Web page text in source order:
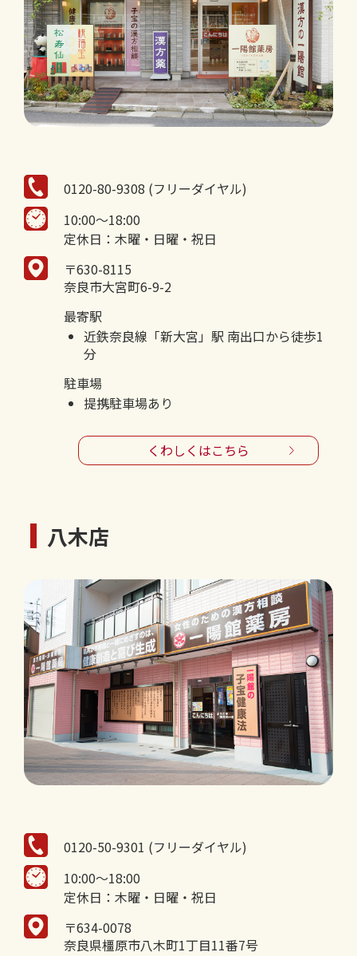
0120-80-9308 (フリーダイヤル)
10:00～18:00
定休日：木曜・日曜・祝日
〒630-8115
奈良市大宮町6-9-2
最寄駅
近鉄奈良線「新大宮」駅 南出口から徒歩1
分
駐車場
提携駐車場あり
くわしくはこちら
八木店
0120-50-9301 (フリーダイヤル)
10:00～18:00
定休日：木曜・日曜・祝日
〒634-0078
奈良県橿原市八木町1丁目11番7号